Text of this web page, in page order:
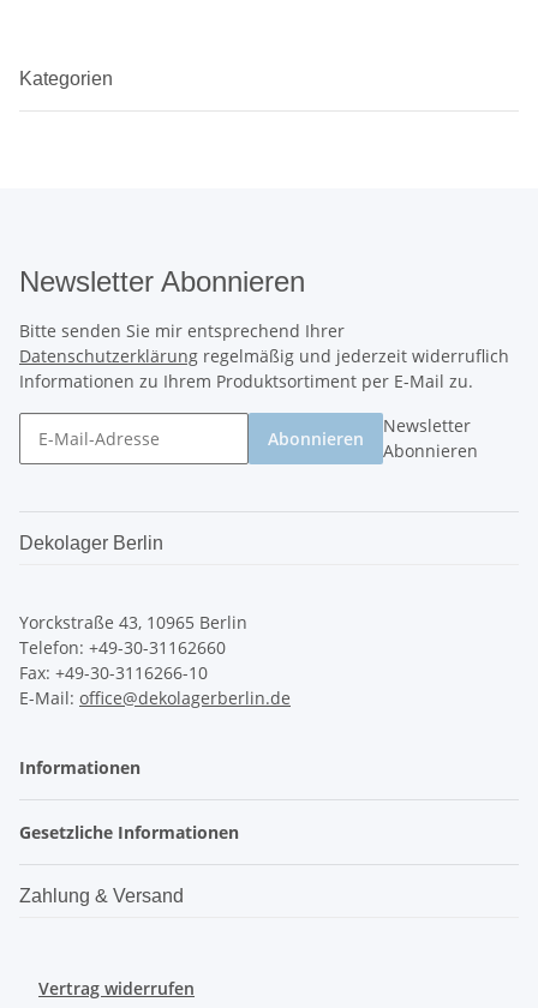
Kategorien
Newsletter Abonnieren
Bitte senden Sie mir entsprechend Ihrer
Datenschutzerklärung regelmäßig und jederzeit widerruflich
Informationen zu Ihrem Produktsortiment per E-Mail zu.
Abonnieren
Newsletter
Abonnieren
Dekolager Berlin
Yorckstraße 43, 10965 Berlin
Telefon: +49-30-31162660
Fax: +49-30-3116266-10
E-Mail: office@dekolagerberlin.de
Informationen
Gesetzliche Informationen
Zahlung & Versand
Vertrag widerrufen